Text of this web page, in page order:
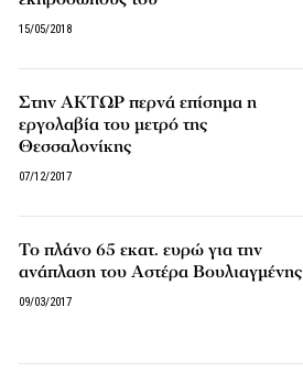
15/05/2018
Στην ΑΚΤΩΡ περνά επίσημα η
εργολαβία του μετρό της
Θεσσαλονίκης
07/12/2017
To πλάνο 65 εκατ. ευρώ για την
ανάπλαση του Αστέρα Βουλιαγμένης
09/03/2017